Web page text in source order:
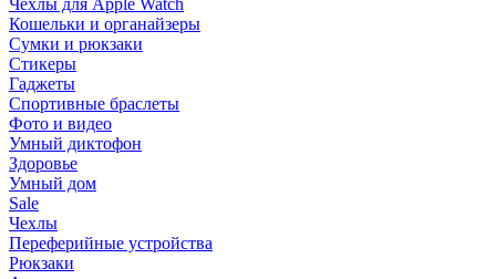
Чехлы для Apple Watch
Кошельки и органайзеры
Сумки и рюкзаки
Стикеры
Гаджеты
Спортивные браслеты
Фото и видео
Умный диктофон
Здоровье
Умный дом
Sale
Чехлы
Переферийные устройства
Рюкзаки